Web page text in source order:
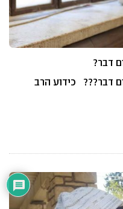
דבר?
דבר??? כידוע הרב